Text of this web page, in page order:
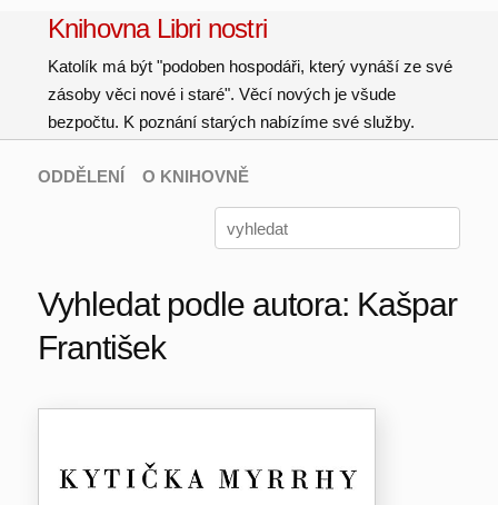
Knihovna Libri nostri
Katolík má být "podoben hospodáři, který vynáší ze své
zásoby věci nové i staré". Věcí nových je všude
bezpočtu. K poznání starých nabízíme své služby.
ODDĚLENÍ O KNIHOVNĚ
Vyhledat podle autora: Kašpar
František